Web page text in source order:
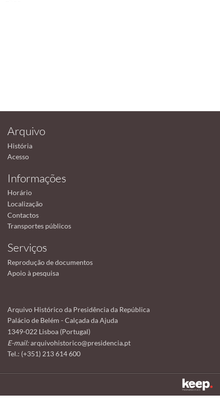
Arquivo
História
Acesso
Informações
Horário
Localização
Contactos
Transportes públicos
Serviços
Reprodução de documentos
Apoio à pesquisa
Arquivo Histórico da Presidência da República
Palácio de Belém - Calçada da Ajuda
1349-022 Lisboa (Portugal)
E-mail:arquivohistorico@presidencia.pt
Tel.: (+351) 213 614 600